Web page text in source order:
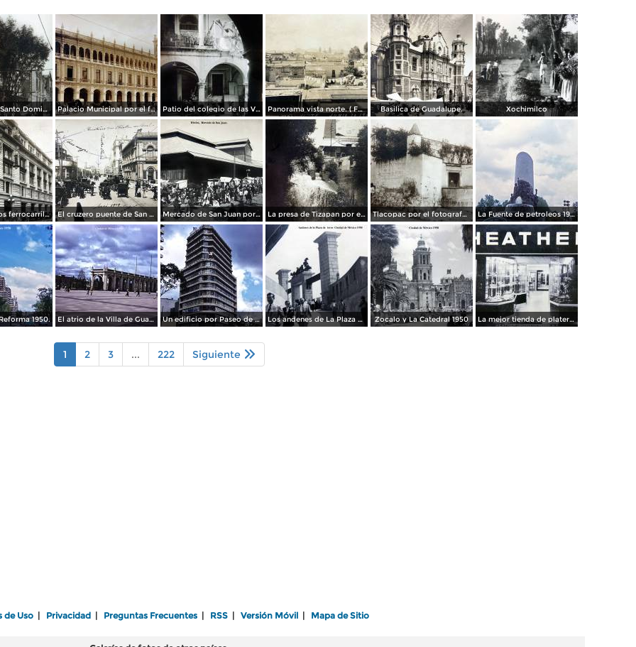
La Iglesia de Santo Domingo. Palacio Municipal por el fotografo Hugo Brehme.. Patio del colegio de las Vizcainas por el fotografo Hugo Brehme. Panorama vista norte. ( Fechada el 20 de Junio de 1905 ). Basilica de Guadalupe. Xochimilco
Edicicio de los ferrocarriles. El cruzero puente de San Francisco y Guardiola por el fotografo Felix Miret. Mercado de San Juan por el fotografo Felix Miret La presa de Tizapan por el fotografo Fernando Kososky. ( Circulada el 22 de Diembre de 1910 ). Tlacopac por el fotografo Hugo Brehme. La Fuente de petroleos 1950.
1950. El atrio de la Villa de Guadalupe 1950. Un edificio por Paseo de La Reforma 1950 Los andenes de La Plaza de toros Ciudad de México 1950 Zocalo y La Catedral 1950 La mejor tienda de plateria.
1 2 3 ... 222 Siguiente
de Uso Privacidad Preguntas Frecuentes RSS Versión Móvil Mapa de Sitio